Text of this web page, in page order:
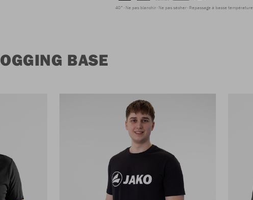
40° Ne pas blanchir Ne pas sécher Repassage à basse température
BASE